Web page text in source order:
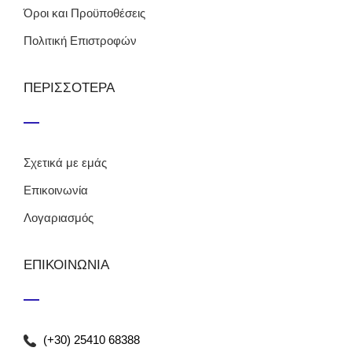
Όροι και Προϋποθέσεις
Πολιτική Επιστροφών
ΠΕΡΙΣΣΟΤΕΡΑ
Σχετικά με εμάς
Επικοινωνία
Λογαριασμός
ΕΠΙΚΟΙΝΩΝΙΑ
(+30) 25410 68388